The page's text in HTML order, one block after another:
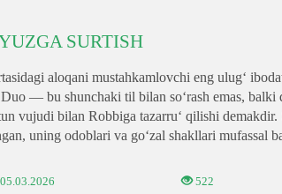
SURTISH
aloqani mustahkamlovchi eng ulug‘
— bu shunchaki til bilan so‘rash emas, balki
vujudi bilan Robbiga tazarru‘ qilishi demakdir.
uning odoblari va go‘zal shakllari mufassal
05.03.2026 522